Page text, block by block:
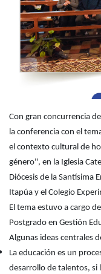
Con gran concurrencia
la conferencia con el
el contexto cultural de
género", en la Iglesia
Diócesis de la Santísima
Itapúa y el Colegio
El tema estuvo a cargo
Postgrado en Gestión
Algunas ideas centrales
La educación es un
desarrollo de talentos, si